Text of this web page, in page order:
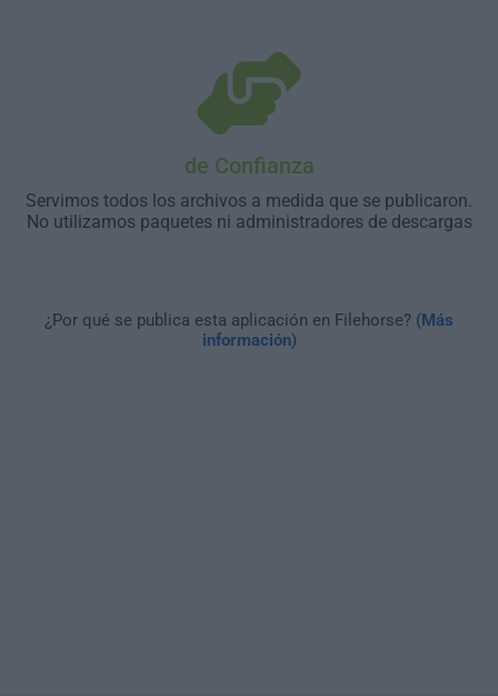
de Confianza
Servimos todos los archivos a medida que se publicaron.
No utilizamos paquetes ni administradores de descargas
¿Por qué se publica esta aplicación en Filehorse? (Más
información)